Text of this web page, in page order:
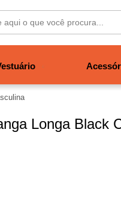
Longa Black